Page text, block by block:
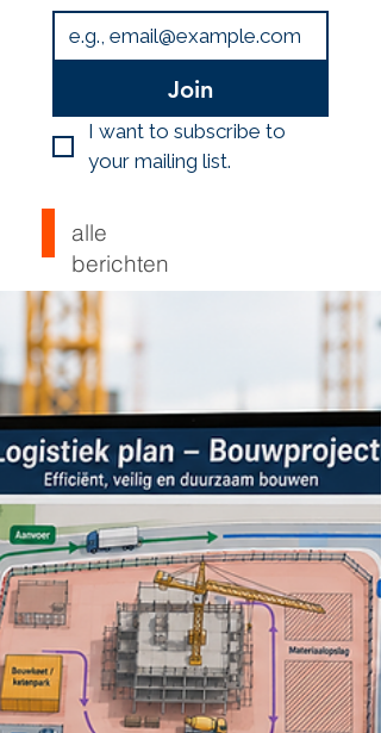
complete bouwkits.
Join
I want to subscribe to
your mailing list.
alle
berichten